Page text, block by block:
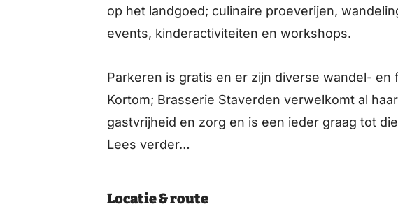
op het landgoed; culinaire proeverijen,
events, kinderactiviteiten en workshops.
Parkeren is gratis en er zijn diverse wandel-
Kortom; Brasserie Staverden verwelkomt al
gastvrijheid en zorg en is een ieder graag tot
Lees verder…
Locatie & route